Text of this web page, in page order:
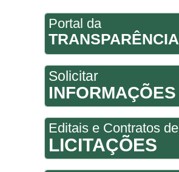
Portal da
TRANSPARÊNCIA
Solicitar
INFORMAÇÕES
Editais e Contratos de
LICITAÇÕES